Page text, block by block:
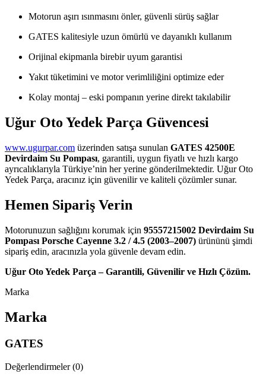
Motorun aşırı ısınmasını önler, güvenli sürüş sağlar
GATES kalitesiyle uzun ömürlü ve dayanıklı kullanım
Orijinal ekipmanla birebir uyum garantisi
Yakıt tüketimini ve motor verimliliğini optimize eder
Kolay montaj – eski pompanın yerine direkt takılabilir
Uğur Oto Yedek Parça Güvencesi
www.ugurpar.com üzerinden satışa sunulan GATES 42500E
Devirdaim Su Pompası, garantili, uygun fiyatlı ve hızlı kargo
ayrıcalıklarıyla Türkiye’nin her yerine gönderilmektedir. Uğur Oto
Yedek Parça, aracınız için güvenilir ve kaliteli çözümler sunar.
Hemen Sipariş Verin
Motorunuzun sağlığını korumak için 95557215002 Devirdaim Su
Pompası Porsche Cayenne 3.2 / 4.5 (2003–2007) ürününü şimdi
sipariş edin, aracınızla yola güvenle devam edin.
Uğur Oto Yedek Parça – Garantili, Güvenilir ve Hızlı Çözüm.
Marka
Marka
GATES
Değerlendirmeler (0)